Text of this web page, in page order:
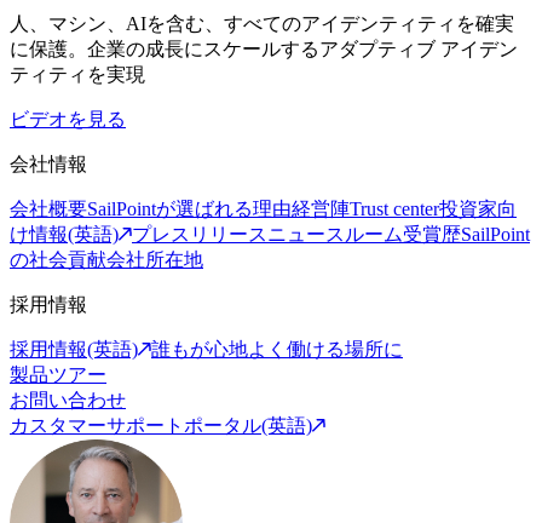
人、マシン、AIを含む、すべてのアイデンティティを確実
に保護。企業の成長にスケールするアダプティブ アイデン
ティティを実現
ビデオを見る
会社情報
会社概要SailPointが選ばれる理由経営陣Trust center投資家向
け情報(英語)
プレスリリースニュースルーム受賞歴SailPoint
の社会貢献会社所在地
採用情報
採用情報(英語)
誰もが心地よく働ける場所に
製品ツアー
お問い合わせ
カスタマーサポートポータル(英語)